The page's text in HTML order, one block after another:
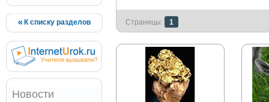
К списку разделов
Новости
Страницы: 1